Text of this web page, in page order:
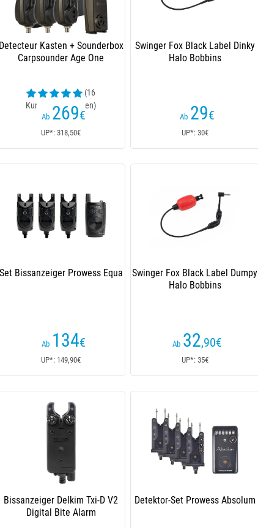
Detecteur Kasten + Sounderbox
Carpsounder Age One
(16
Kundenrezensionen)
Ab 269€
UP*: 318,50€
Swinger Fox Black Label Dinky
Halo Bobbins
Ab 29€
UP*: 30€
Set Bissanzeiger Prowess Equa
Ab 134€
UP*: 149,90€
Swinger Fox Black Label Dumpy
Halo Bobbins
Ab 32,90€
UP*: 35€
Bissanzeiger Delkim Txi-D V2
Digital Bite Alarm
Detektor-Set Prowess Absolum